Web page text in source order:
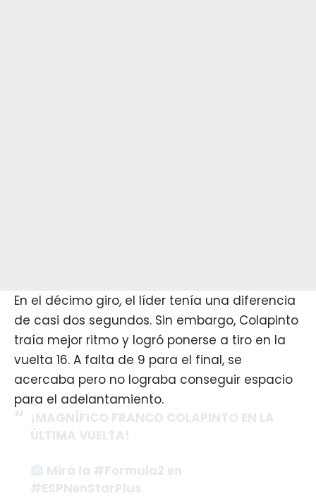
En el décimo giro, el líder tenía una diferencia
de casi dos segundos. Sin embargo, Colapinto
traía mejor ritmo y logró ponerse a tiro en la
vuelta 16. A falta de 9 para el final, se
acercaba pero no lograba conseguir espacio
para el adelantamiento.